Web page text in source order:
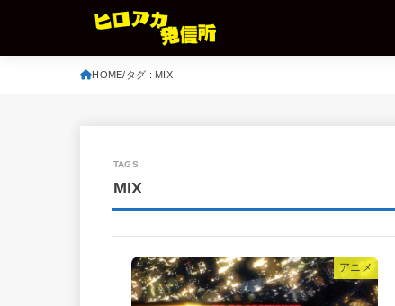
HOME タグ : MIX
MIX
アニメ